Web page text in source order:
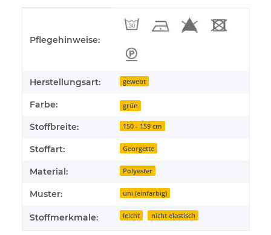
Pflegehinweise:
Herstellungsart: gewebt
Farbe: grün
Stoffbreite: 150 - 159 cm
Stoffart: Georgette
Material: Polyester
Muster: uni (einfarbig)
Stoffmerkmale: leicht nicht elastisch